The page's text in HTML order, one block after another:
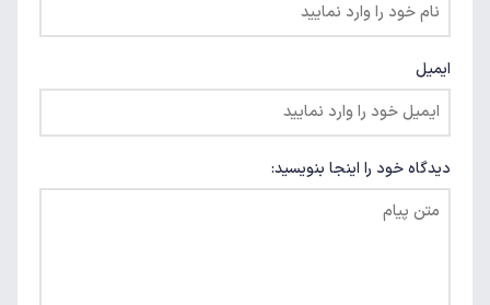
ایمیل
دیدگاه خود را اینجا بنویسید: